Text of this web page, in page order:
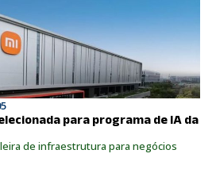
para programa de IA da
de infraestrutura para negócios